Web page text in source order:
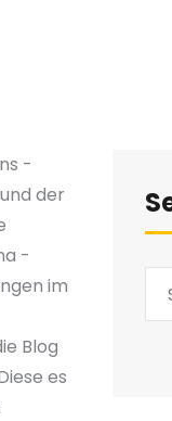
-
der
-
im
Blog
es